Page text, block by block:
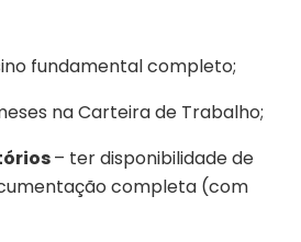
fundamental completo;
na Carteira de Trabalho;
– ter disponibilidade de
completa (com